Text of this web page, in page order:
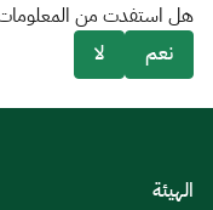
هل استفدت من
نعم
لا
الهيئة